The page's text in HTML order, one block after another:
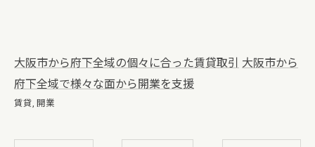
大阪市から府下全域の個々に合った賃貸取引
大阪市から
府下全域で様々な面から開業を支援
賃貸 開業